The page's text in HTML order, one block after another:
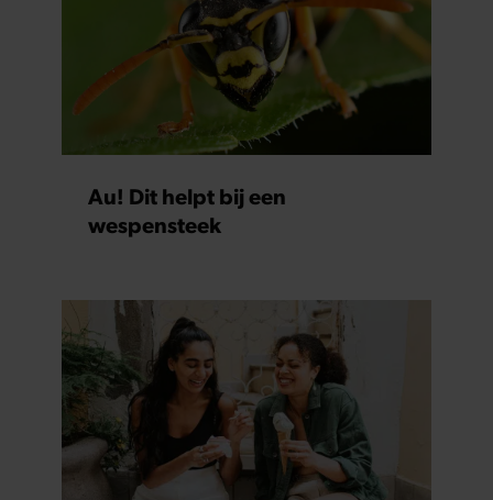
Au! Dit helpt bij een
wespensteek